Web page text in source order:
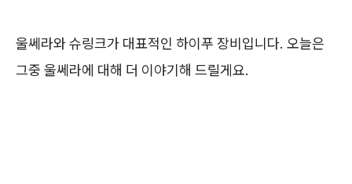
울쎄라와 슈링크가 대표적인 하이푸 장비입니다. 오늘은
그중 울쎄라에 대해 더 이야기해 드릴게요.